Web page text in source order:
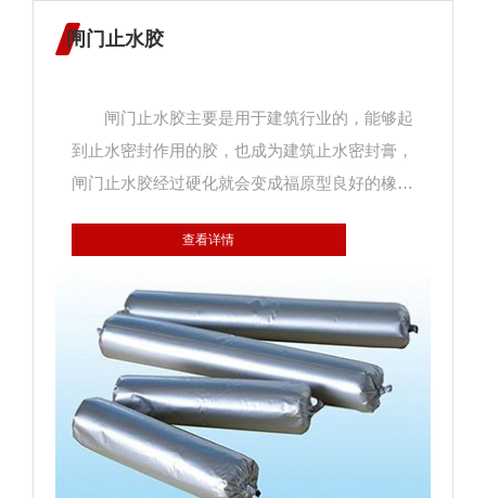
闸门止水胶
闸门止水胶主要是用于建筑行业的，能够起
到止水密封作用的胶，也成为建筑止水密封膏，
闸门止水胶经过硬化就会变成福原型良好的橡胶
封、止水的效果。 闸门止水胶是一种单组
用于密封结构接缝和钢筋、线、管等周围的渗
漏，具有双重密封止水的功能，当水进入接缝的
时候，可以利用橡胶的弹性和遇水膨胀体积增加
填塞缝隙，起到止水的作用。 闸门止水胶的
应用： 1、建筑幕墙、厕所附属设备等处接
头的密封； 2、供气系统中管道接头及泄露
查看详情